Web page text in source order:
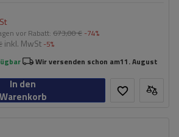
vor Rabatt: 673,00 € -74%
inkl. MwSt -5%
Wir versenden schon am11. August
In den
Warenkorb